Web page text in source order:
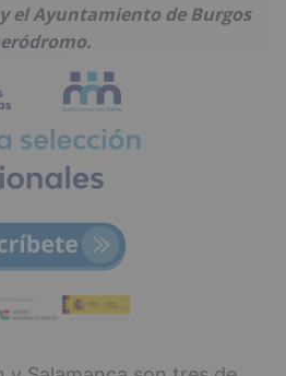
el Ayuntamiento de Burgos